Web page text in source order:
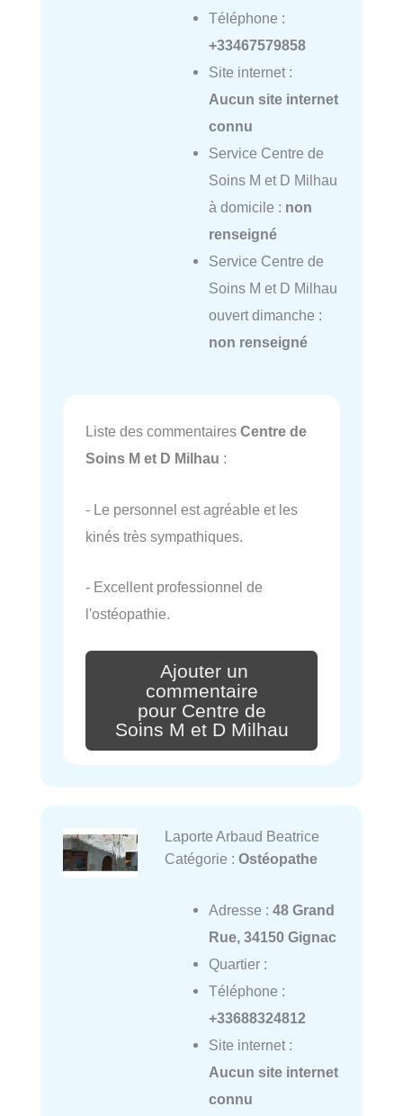
Téléphone :
+33467579858
Site internet :
Aucun site internet
connu
Service Centre de
Soins M et D Milhau
à domicile : non
renseigné
Service Centre de
Soins M et D Milhau
ouvert dimanche :
non renseigné
Liste des commentaires Centre de
Soins M et D Milhau :
- Le personnel est agréable et les
kinés très sympathiques.
- Excellent professionnel de
l'ostéopathie.
Ajouter un
commentaire
pour Centre de
Soins M et D Milhau
Laporte Arbaud Beatrice
Catégorie : Ostéopathe
Adresse : 48 Grand
Rue, 34150 Gignac
Quartier :
Téléphone :
+33688324812
Site internet :
Aucun site internet
connu